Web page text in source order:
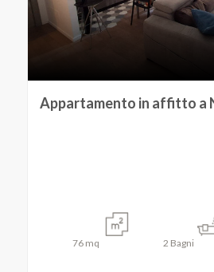
Appartamento in affitto a
76 mq 2 Bagni
Provincia